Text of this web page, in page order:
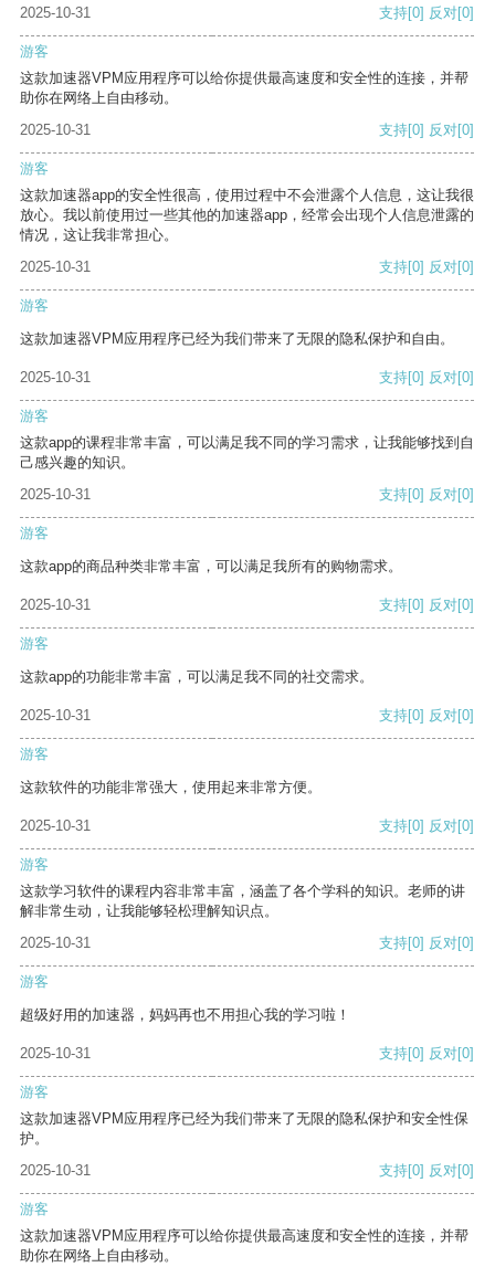
2025-10-31
支持[0] 反对[0]
游客
这款加速器VPM应用程序可以给你提供最高速度和安全性的连接，并帮
助你在网络上自由移动。
2025-10-31
支持[0] 反对[0]
游客
这款加速器app的安全性很高，使用过程中不会泄露个人信息，这让我很
放心。我以前使用过一些其他的加速器app，经常会出现个人信息泄露的
情况，这让我非常担心。
2025-10-31
支持[0] 反对[0]
游客
这款加速器VPM应用程序已经为我们带来了无限的隐私保护和自由。
2025-10-31 支持[0] 反对[0]
游客
这款app的课程非常丰富，可以满足我不同的学习需求，让我能够找到自
己感兴趣的知识。
2025-10-31
支持[0] 反对[0]
游客
这款app的商品种类非常丰富，可以满足我所有的购物需求。
2025-10-31 支持[0] 反对[0]
游客
这款app的功能非常丰富，可以满足我不同的社交需求。
2025-10-31 支持[0] 反对[0]
游客
这款软件的功能非常强大，使用起来非常方便。
2025-10-31 支持[0] 反对[0]
游客
这款学习软件的课程内容非常丰富，涵盖了各个学科的知识。老师的讲
解非常生动，让我能够轻松理解知识点。
2025-10-31
支持[0] 反对[0]
游客
超级好用的加速器，妈妈再也不用担心我的学习啦！
2025-10-31 支持[0] 反对[0]
游客
这款加速器VPM应用程序已经为我们带来了无限的隐私保护和安全性保
护。
2025-10-31
支持[0] 反对[0]
游客
这款加速器VPM应用程序可以给你提供最高速度和安全性的连接，并帮
助你在网络上自由移动。